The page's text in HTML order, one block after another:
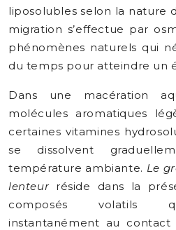
liposolubles selon la nature
migration s’effectue par
phénomènes naturels qui
du temps pour atteindre un
Dans une macération
molécules aromatiques
certaines vitamines
se dissolvent
température ambiante. Le
lenteurréside dans la
composés volatils
instantanément au contact